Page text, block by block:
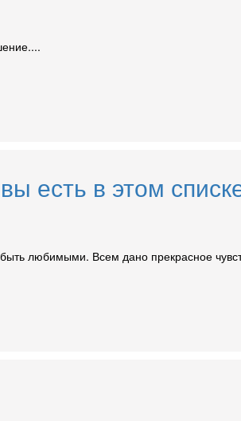
есть в этом
любимыми. Всем дано прекрасное